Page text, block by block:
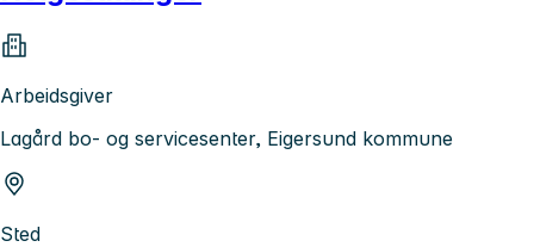
Arbeidsgiver
Lagård bo- og servicesenter, Eigersund kommune
Sted